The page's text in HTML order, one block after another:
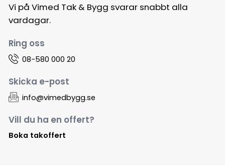
Vi på Vimed Tak & Bygg svarar snabbt alla
vardagar.
Ring oss
08-580 000 20
Skicka e-post
info@vimedbygg.se
Vill du ha en offert?
Boka takoffert